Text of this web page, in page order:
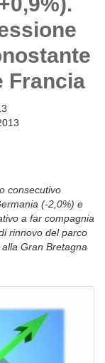
Francia
consecutivo
(-2,0%) e
a far compagnia
rinnovo del parco
Gran Bretagna